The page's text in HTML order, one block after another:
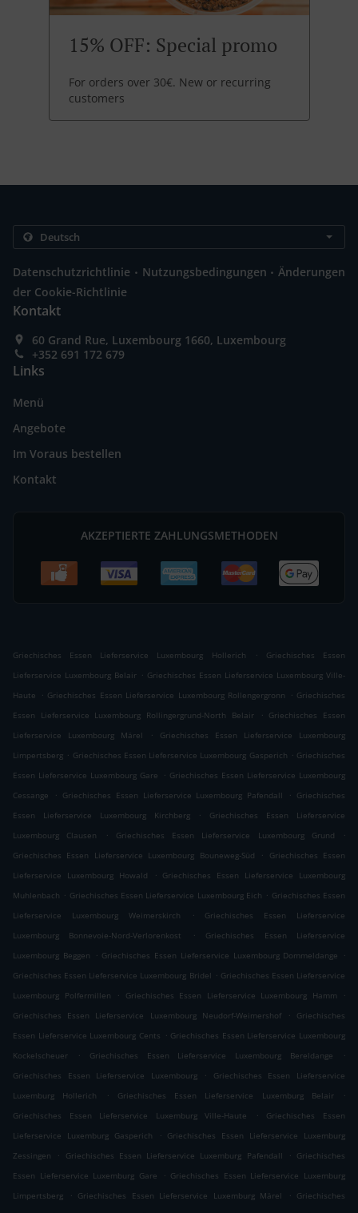
15% OFF: Special promo
For orders over 30€. New or recurring
customers
Datenschutzrichtlinie . Nutzungsbedingungen . Änderungen
der Cookie-Richtlinie
Kontakt
60 Grand Rue, Luxembourg 1660, Luxembourg
+352 691 172 679
Links
Menü
Angebote
Im Voraus bestellen
Kontakt
AKZEPTIERTE ZAHLUNGSMETHODEN
Griechisches Essen Lieferservice Luxembourg Hollerich .
Griechisches Essen
Lieferservice Luxembourg Belair . Griechisches Essen Lieferservice Luxembourg Ville-
Haute
. Griechisches Essen Lieferservice Luxembourg Rollengergronn . Griechisches
Essen Lieferservice Luxembourg Rollingergrund-North Belair
. Griechisches Essen
Lieferservice Luxembourg Märel
.
Griechisches Essen Lieferservice Luxembourg
Limpertsberg . Griechisches Essen Lieferservice Luxembourg Gasperich . Griechisches
Essen Lieferservice Luxembourg Gare
. Griechisches Essen Lieferservice Luxembourg
Cessange
. Griechisches Essen Lieferservice Luxembourg Pafendall . Griechisches
Essen Lieferservice Luxembourg Kirchberg
.
Griechisches Essen Lieferservice
Luxembourg Clausen
. Griechisches Essen Lieferservice Luxembourg Grund
.
Griechisches Essen Lieferservice Luxembourg Bouneweg-Süd
.
Griechisches Essen
Lieferservice Luxembourg Howald
. Griechisches Essen Lieferservice Luxembourg
Muhlenbach . Griechisches Essen Lieferservice Luxembourg Eich . Griechisches Essen
Lieferservice Luxembourg Weimerskirch
.
Griechisches Essen Lieferservice
Luxembourg Bonnevoie-Nord-Verlorenkost
.
Griechisches Essen Lieferservice
Luxembourg Beggen
. Griechisches Essen Lieferservice Luxembourg Dommeldange
.
Griechisches Essen Lieferservice Luxembourg Bridel . Griechisches Essen Lieferservice
Luxembourg Polfermillen
. Griechisches Essen Lieferservice Luxembourg Hamm
.
Griechisches Essen Lieferservice Luxembourg Neudorf-Weimershof
.
Griechisches
Essen Lieferservice Luxembourg Cents . Griechisches Essen Lieferservice Luxembourg
Kockelscheuer
. Griechisches Essen Lieferservice Luxembourg Bereldange
.
Griechisches Essen Lieferservice Luxembourg
.
Griechisches Essen Lieferservice
Luxemburg Hollerich
. Griechisches Essen Lieferservice Luxemburg Belair
.
Griechisches Essen Lieferservice Luxemburg Ville-Haute
.
Griechisches Essen
Lieferservice Luxemburg Gasperich
. Griechisches Essen Lieferservice Luxemburg
Zessingen
. Griechisches Essen Lieferservice Luxemburg Pafendall . Griechisches
Essen Lieferservice Luxemburg Gare
. Griechisches Essen Lieferservice Luxemburg
Limpertsberg
. Griechisches Essen Lieferservice Luxemburg Märel . Griechisches